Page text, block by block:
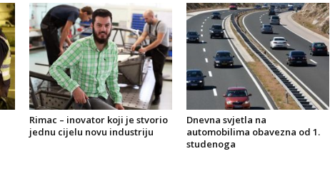
Rimac – inovator koji je stvorio
jednu cijelu novu industriju
Dnevna svjetla na
automobilima obavezna od 1.
studenoga